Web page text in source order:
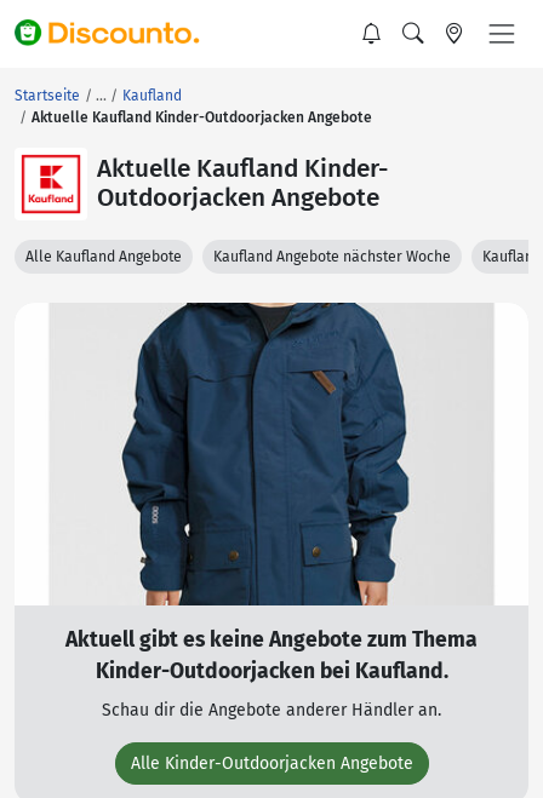
Startseite
Kaufland
Aktuelle Kaufland Kinder-Outdoorjacken Angebote
Aktuelle Kaufland Kinder-
Outdoorjacken Angebote
Alle Kaufland Angebote Kaufland Angebote nächster Woche
Aktuell gibt es keine Angebote zum Thema
Kinder-Outdoorjacken bei Kaufland.
Schau dir die Angebote anderer Händler an.
Alle Kinder-Outdoorjacken Angebote